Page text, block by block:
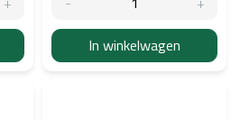
In winkelwagen